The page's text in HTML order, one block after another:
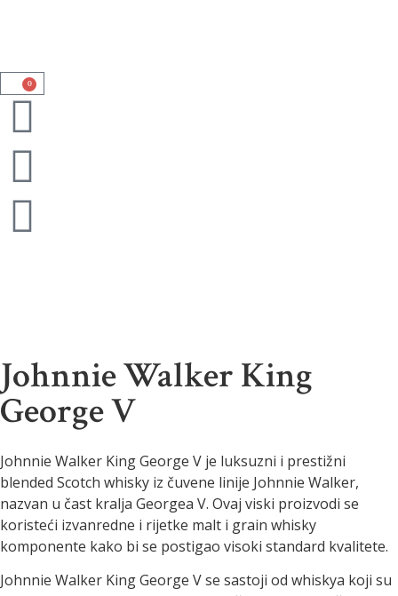
0
Johnnie Walker King
George V
Johnnie Walker King George V je luksuzni i prestižni
blended Scotch whisky iz čuvene linije Johnnie Walker,
nazvan u čast kralja Georgea V. Ovaj viski proizvodi se
koristeći izvanredne i rijetke malt i grain whisky
komponente kako bi se postigao visoki standard kvalitete.
Johnnie Walker King George V se sastoji od whiskya koji su